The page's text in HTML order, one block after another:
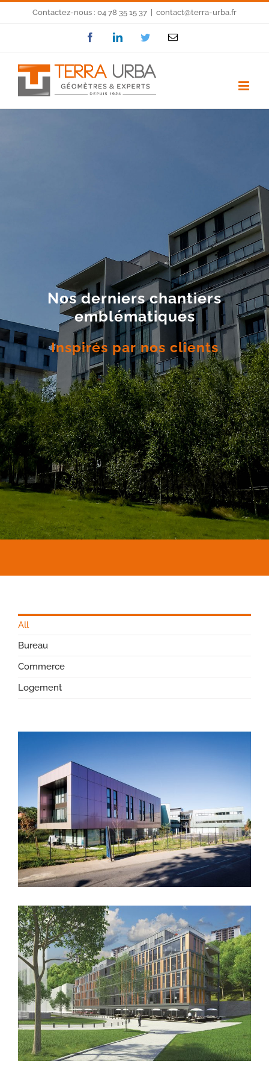
content
Contactez-nous : 04 78 35 15 37 contact@terra-urba.fr
FacebookLinkedInTwitterEmail
Nos derniers chantiers
emblématiques
Inspirés par nos clients
All
Bureau
Commerce
Logement